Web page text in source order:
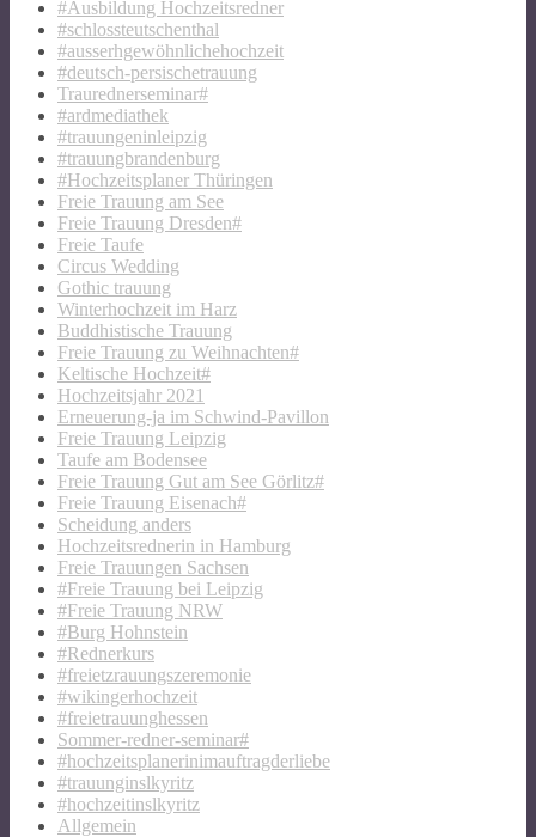
#Ausbildung Hochzeitsredner
#schlossteutschenthal
#ausserhgewöhnlichehochzeit
#deutsch-persischetrauung
Traurednerseminar#
#ardmediathek
#trauungeninleipzig
#trauungbrandenburg
#Hochzeitsplaner Thüringen
Freie Trauung am See
Freie Trauung Dresden#
Freie Taufe
Circus Wedding
Gothic trauung
Winterhochzeit im Harz
Buddhistische Trauung
Freie Trauung zu Weihnachten#
Keltische Hochzeit#
Hochzeitsjahr 2021
Erneuerung-ja im Schwind-Pavillon
Freie Trauung Leipzig
Taufe am Bodensee
Freie Trauung Gut am See Görlitz#
Freie Trauung Eisenach#
Scheidung anders
Hochzeitsrednerin in Hamburg
Freie Trauungen Sachsen
#Freie Trauung bei Leipzig
#Freie Trauung NRW
#Burg Hohnstein
#Rednerkurs
#freietzrauungszeremonie
#wikingerhochzeit
#freietrauunghessen
Sommer-redner-seminar#
#hochzeitsplanerinimauftragderliebe
#trauunginslkyritz
#hochzeitinslkyritz
Allgemein